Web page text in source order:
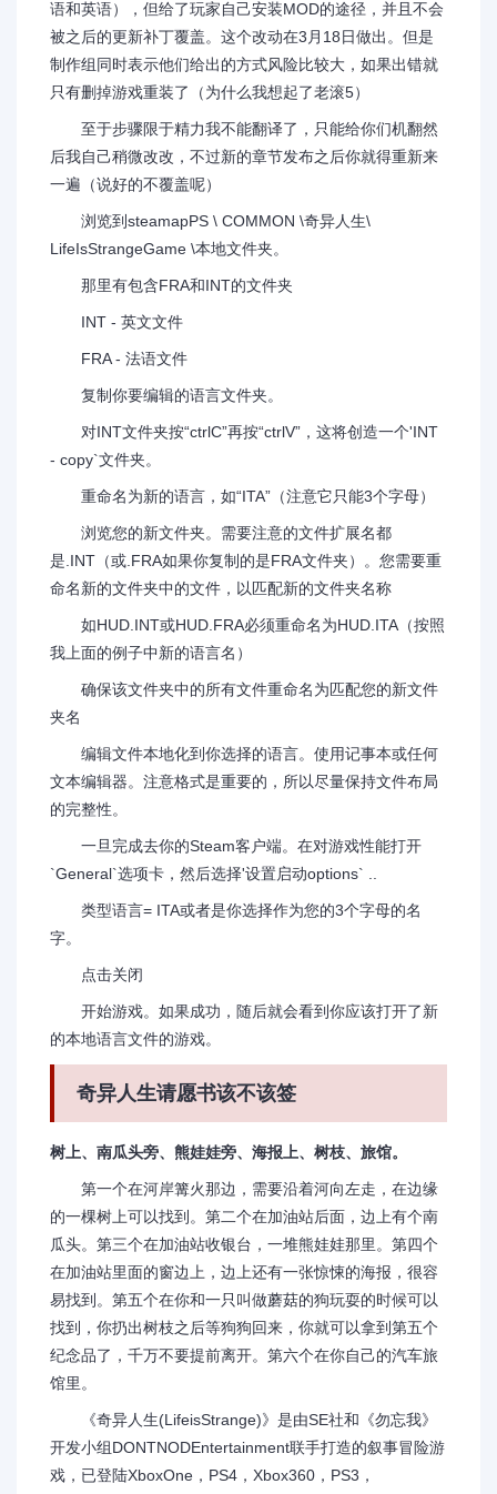
语和英语），但给了玩家自己安装MOD的途径，并且不会
被之后的更新补丁覆盖。这个改动在3月18日做出。但是
制作组同时表示他们给出的方式风险比较大，如果出错就
只有删掉游戏重装了（为什么我想起了老滚5）
至于步骤限于精力我不能翻译了，只能给你们机翻然
后我自己稍微改改，不过新的章节发布之后你就得重新来
一遍（说好的不覆盖呢）
浏览到steamapPS \ COMMON \奇异人生\
LifeIsStrangeGame \本地文件夹。
那里有包含FRA和INT的文件夹
INT - 英文文件
FRA - 法语文件
复制你要编辑的语言文件夹。
对INT文件夹按“ctrlC”再按“ctrlV”，这将创造一个'INT
- copy`文件夹。
重命名为新的语言，如“ITA”（注意它只能3个字母）
浏览您的新文件夹。需要注意的文件扩展名都
是.INT（或.FRA如果你复制的是FRA文件夹）。您需要重
命名新的文件夹中的文件，以匹配新的文件夹名称
如HUD.INT或HUD.FRA必须重命名为HUD.ITA（按照
我上面的例子中新的语言名）
确保该文件夹中的所有文件重命名为匹配您的新文件
夹名
编辑文件本地化到你选择的语言。使用记事本或任何
文本编辑器。注意格式是重要的，所以尽量保持文件布局
的完整性。
一旦完成去你的Steam客户端。在对游戏性能打开
`General`选项卡，然后选择'设置启动options` ..
类型语言= ITA或者是你选择作为您的3个字母的名
字。
点击关闭
开始游戏。如果成功，随后就会看到你应该打开了新
的本地语言文件的游戏。
奇异人生请愿书该不该签
树上、南瓜头旁、熊娃娃旁、海报上、树枝、旅馆。
第一个在河岸篝火那边，需要沿着河向左走，在边缘
的一棵树上可以找到。第二个在加油站后面，边上有个南
瓜头。第三个在加油站收银台，一堆熊娃娃那里。第四个
在加油站里面的窗边上，边上还有一张惊悚的海报，很容
易找到。第五个在你和一只叫做蘑菇的狗玩耍的时候可以
找到，你扔出树枝之后等狗狗回来，你就可以拿到第五个
纪念品了，千万不要提前离开。第六个在你自己的汽车旅
馆里。
《奇异人生(LifeisStrange)》是由SE社和《勿忘我》
开发小组DONTNODEntertainment联手打造的叙事冒险游
戏，已登陆XboxOne，PS4，Xbox360，PS3，